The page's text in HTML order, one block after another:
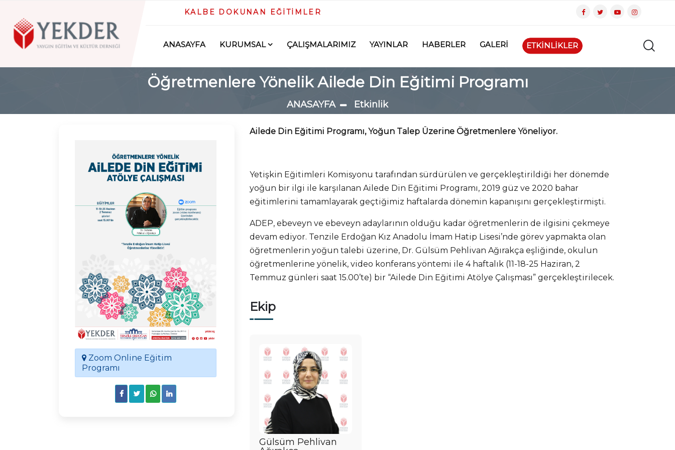
KALBE DOKUNAN EĞİTİMLER
ANASAYFA KURUMSAL ÇALIŞMALARIMIZ YAYINLAR HABERLER GALERİ ETKİNLİKLER
Öğretmenlere Yönelik Ailede Din Eğitimi Programı
ANASAYFA Etkinlik
Zoom Online Eğitim
Programı
Ailede Din Eğitimi Programı, Yoğun Talep Üzerine Öğretmenlere Yöneliyor.
Yetişkin Eğitimleri Komisyonu tarafından sürdürülen ve gerçekleştirildiği her dönemde
yoğun bir ilgi ile karşılanan Ailede Din Eğitimi Programı, 2019 güz ve 2020 bahar
eğitimlerini tamamlayarak geçtiğimiz haftalarda dönemin kapanışını gerçekleştirmişti.
ADEP, ebeveyn ve ebeveyn adaylarının olduğu kadar öğretmenlerin de ilgisini çekmeye
devam ediyor. Tenzile Erdoğan Kız Anadolu İmam Hatip Lisesi’nde görev yapmakta olan
öğretmenlerin yoğun talebi üzerine, Dr. Gülsüm Pehlivan Ağırakça eşliğinde, okulun
öğretmenlerine yönelik, video konferans yöntemi ile 4 haftalık (11-18-25 Haziran, 2
Temmuz günleri saat 15.00’te) bir “Ailede Din Eğitimi Atölye Çalışması” gerçekleştirilecek.
Ekip
Gülsüm Pehlivan